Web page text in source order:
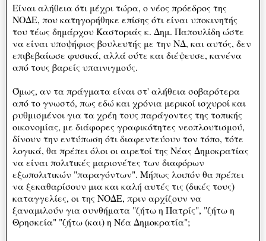
Είναι αλήθεια ότι μέχρι τώρα, ο νέος πρόεδρος της
ΝΟΔΕ, που κατηγορήθηκε επίσης ότι είναι υποκινητής
του τέως δημάρχου Καστοριάς κ. Δημ. Παπουλίδη ώστε
να είναι υποψήφιος βουλευτής με την ΝΔ, και αυτός, δεν
επιβεβαίωσε φυσικά, αλλά ούτε και διέψευσε, κανένα
από τους βαρείς υπαινιγμούς.
Όμως, αν τα πράγματα είναι στ' αλήθεια σοβαρότερα
από το γνωστό, πως εδώ και χρόνια μερικοί ισχυροί και
ρυθμισμένοι για τα χρέη τους παράγοντες της τοπικής
οικονομίας, με διάφορες γραφικότητες νεοπλουτισμού,
δίνουν την εντύπωση ότι διαφεντεύουν τον τόπο, τότε
λογικά, θα πρέπει όλοι οι αιρετοί της Νέας Δημοκρατίας
να είναι πολιτικές μαριονέτες των διαφόρων
εξωπολιτικών "παραγόντων". Μήπως λοιπόν θα πρέπει
να ξεκαθαρίσουν μια και καλή αυτές τις (δικές τους)
καταγγελίες, οι της ΝΟΔΕ, πριν αρχίζουν να
ξαναμιλούν για συνθήματα "ζήτω η Πατρίς", "ζήτω η
Θρησκεία" "ζήτω (και) η Νέα Δημοκρατία";